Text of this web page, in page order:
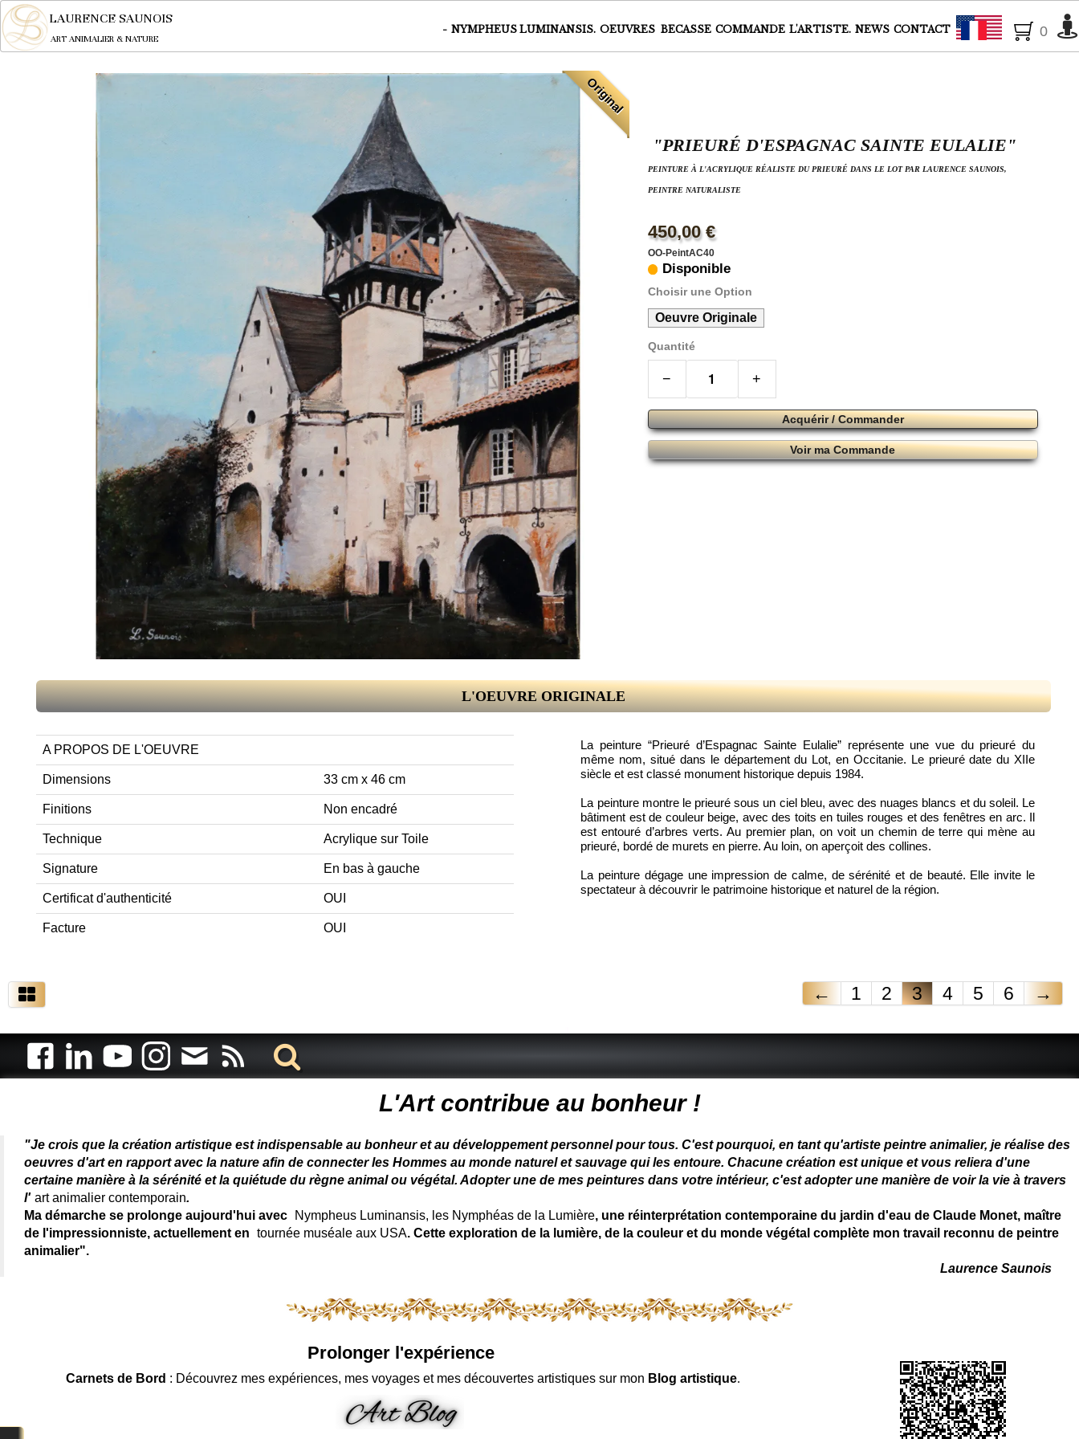
LAURENCE SAUNOIS
ART ANIMALIER & NATURE
- NYMPHEUS LUMINANSIS. OEUVRES BECASSE COMMANDE L'ARTISTE. NEWS CONTACT Français
0
Original
"PRIEURÉ D'ESPAGNAC SAINTE EULALIE"
PEINTURE À L'ACRYLIQUE RÉALISTE DU PRIEURÉ DANS LE LOT PAR LAURENCE SAUNOIS,
PEINTRE NATURALISTE
450,00 €
OO-PeintAC40
Disponible
Choisir une Option
Oeuvre Originale
Quantité
− +
Acquérir / Commander
Voir ma Commande
L'OEUVRE ORIGINALE
A PROPOS DE L'OEUVRE
Dimensions 33 cm x 46 cm
Finitions Non encadré
Technique Acrylique sur Toile
Signature En bas à gauche
Certificat d'authenticité OUI
Facture OUI
La peinture “Prieuré d’Espagnac Sainte Eulalie” représente une vue du prieuré du
même nom, situé dans le département du Lot, en Occitanie. Le prieuré date du XIIe
siècle et est classé monument historique depuis 1984.
La peinture montre le prieuré sous un ciel bleu, avec des nuages blancs et du soleil. Le
bâtiment est de couleur beige, avec des toits en tuiles rouges et des fenêtres en arc. Il
est entouré d’arbres verts. Au premier plan, on voit un chemin de terre qui mène au
prieuré, bordé de murets en pierre. Au loin, on aperçoit des collines.
La peinture dégage une impression de calme, de sérénité et de beauté. Elle invite le
spectateur à découvrir le patrimoine historique et naturel de la région.
← 1 2 3 4 5 6 →
L'Art contribue au bonheur !
"Je crois que la création artistique est indispensable au bonheur et au développement personnel pour tous. C'est pourquoi, en tant qu'artiste peintre animalier, je réalise des
oeuvres d'art en rapport avec la nature afin de connecter les Hommes au monde naturel et sauvage qui les entoure. Chacune création est unique et vous reliera d'une
certaine manière à la sérénité et la quiétude du règne animal ou végétal. Adopter une de mes peintures dans votre intérieur, c'est adopter une manière de voir la vie à travers
l' art animalier contemporain.
Ma démarche se prolonge aujourd'hui avec
Nympheus Luminansis, les Nymphéas de la Lumière, une réinterprétation contemporaine du jardin d'eau de Claude Monet, maître
de l'impressionniste, actuellement en tournée muséale aux USA. Cette exploration de la lumière, de la couleur et du monde végétal complète mon travail reconnu de peintre
animalier".
Laurence Saunois
Prolonger l'expérience
Carnets de Bord : Découvrez mes expériences, mes voyages et mes découvertes artistiques sur mon Blog artistique.